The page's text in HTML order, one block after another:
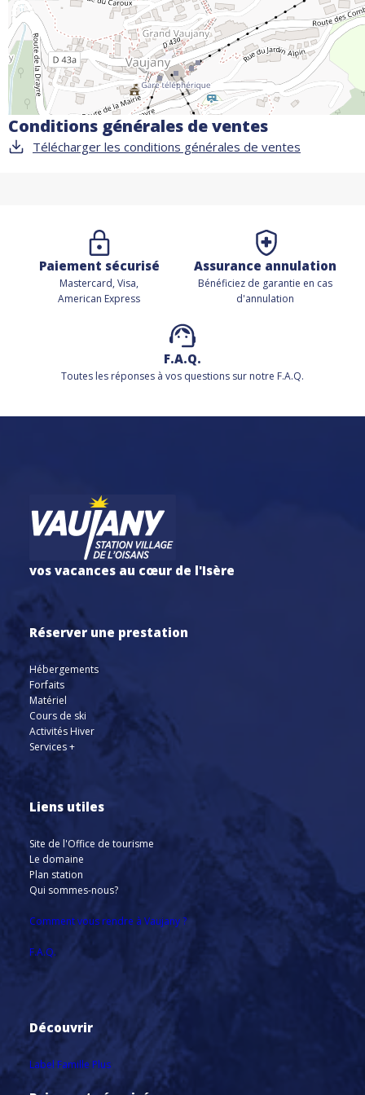
Conditions générales de ventes
Télécharger les conditions générales de ventes
Paiement sécurisé
Mastercard, Visa,
American Express
Assurance annulation
Bénéficiez de garantie en cas
d'annulation
F.A.Q.
Toutes les réponses à vos questions sur notre F.A.Q.
vos vacances au cœur de l'Isère
Réserver une prestation
Hébergements
Forfaits
Matériel
Cours de ski
Activités Hiver
Services +
Liens utiles
Site de l'Office de tourisme
Le domaine
Plan station
Qui sommes-nous?
Comment vous rendre à Vaujany ?
F.A.Q.
Découvrir
Label Famille Plus